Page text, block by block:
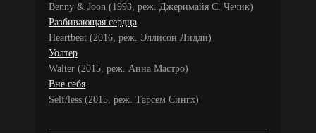
Benny & Joon (1993, реж. Джеримайя С. Чечик)
Разбивающая сердца
Heartbeat (2016, реж. Эллисон Лидди)
Уолтер
Walter (2015, реж. Анна Мастро)
Вне себя
Self/less (2015, реж. Тарсем Сингх)